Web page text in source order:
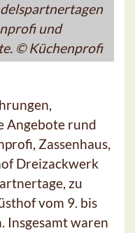
und
© Küchenprofi
Angebote rund
Zassenhaus,
Dreizackwerk
zu
vom 9. bis
Insgesamt waren